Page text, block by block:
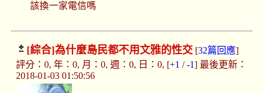
該換一家電信嗎
[綜合]為什麼島民都不用文雅的性交[32篇回應]
評分：0, 年：0, 月：0, 週：0, 日：0, [+1 /-1] 最後更新：
2018-01-03 01:50:56